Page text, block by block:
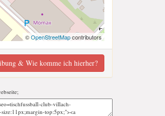
©OpenStreetMapcontributors
& Wie komme ich hierher?